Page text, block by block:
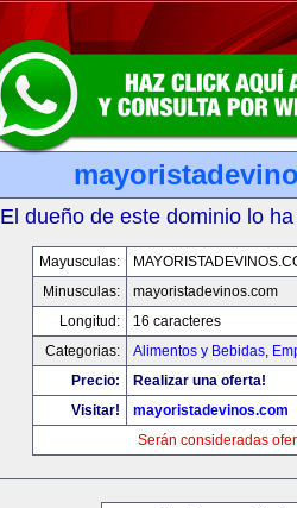
El dueño de este dominio lo
Mayusculas:
Minusculas:
mayoristadevinos.com
Longitud:
16 caracteres
Categorias:
Alimentos y Bebidas,
Precio:
Realizar una oferta!
Visitar!
mayoristadevinos.com
Serán consideradas